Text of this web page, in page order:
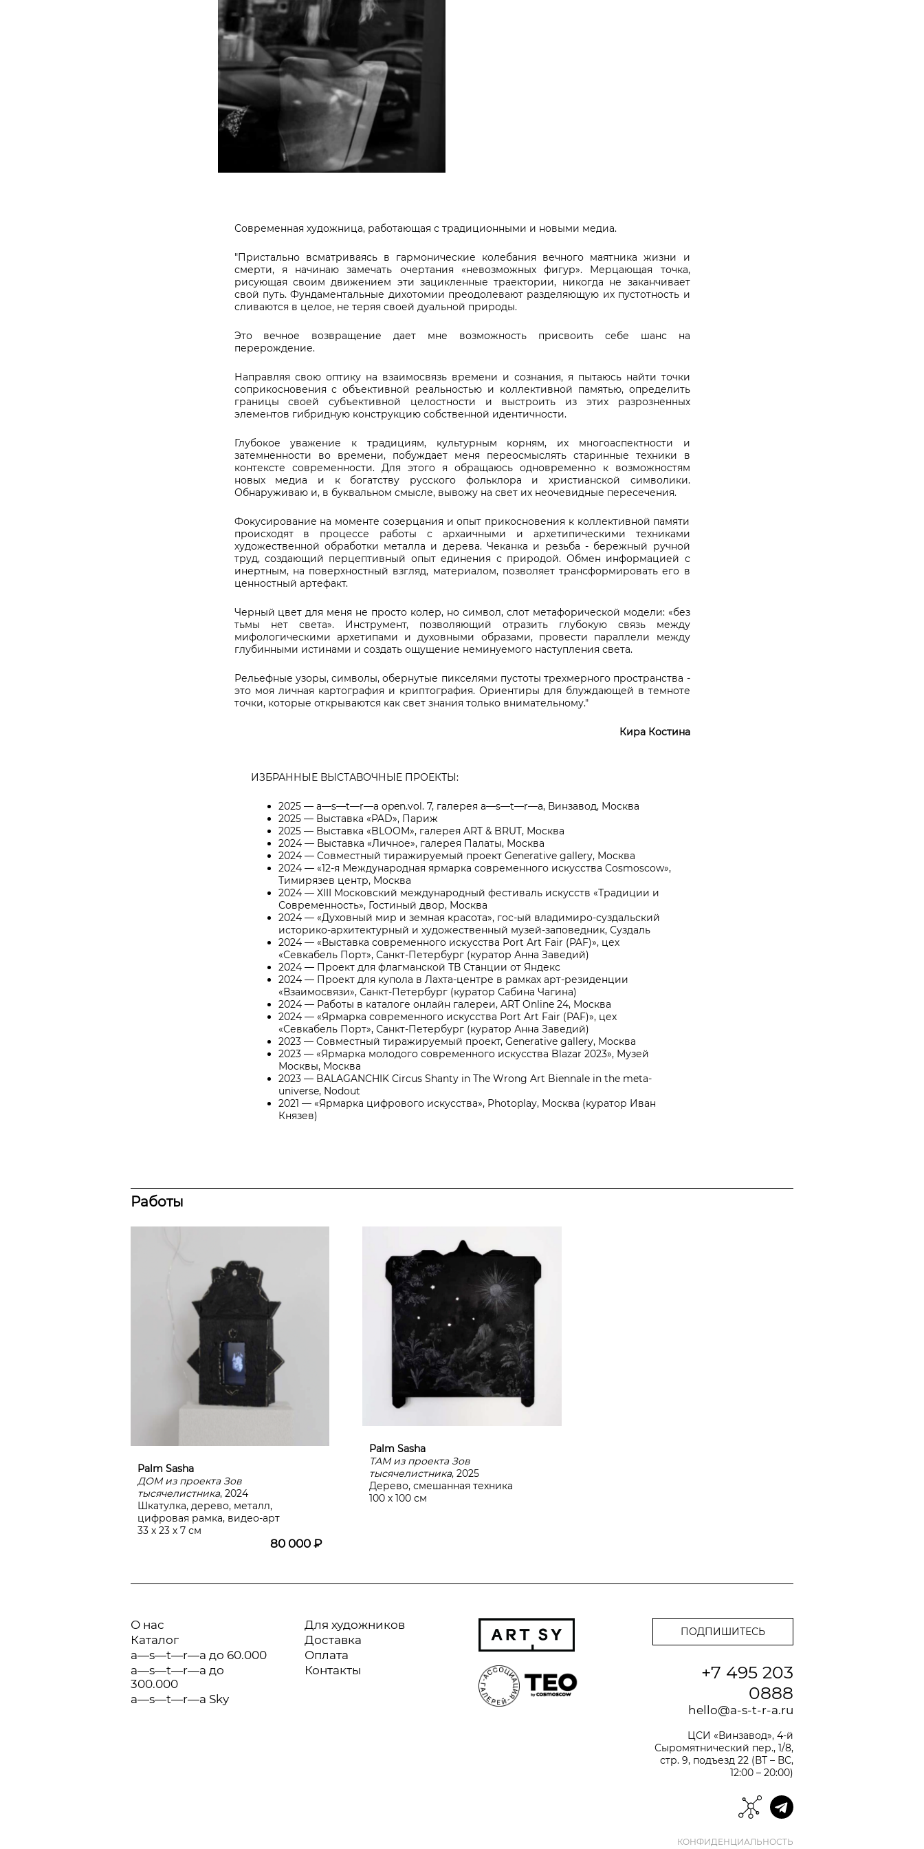
Современная художница, работающая с традиционными и новыми медиа.
"Пристально всматриваясь в гармонические колебания вечного маятника жизни и
смерти, я начинаю замечать очертания «невозможных фигур». Мерцающая точка,
рисующая своим движением эти зацикленные траектории, никогда не заканчивает
свой путь. Фундаментальные дихотомии преодолевают разделяющую их пустотность и
сливаются в целое, не теряя своей дуальной природы.
Это вечное возвращение дает мне возможность присвоить себе шанс на
перерождение.
Направляя свою оптику на взаимосвязь времени и сознания, я пытаюсь найти точки
соприкосновения с объективной реальностью и коллективной памятью, определить
границы своей субъективной целостности и выстроить из этих разрозненных
элементов гибридную конструкцию собственной идентичности.
Глубокое уважение к традициям, культурным корням, их многоаспектности и
затемненности во времени, побуждает меня переосмыслять старинные техники в
контексте современности. Для этого я обращаюсь одновременно к возможностям
новых медиа и к богатству русского фольклора и христианской символики.
Обнаруживаю и, в буквальном смысле, вывожу на свет их неочевидные пересечения.
Фокусирование на моменте созерцания и опыт прикосновения к коллективной памяти
происходят в процессе работы с архаичными и архетипическими техниками
художественной обработки металла и дерева. Чеканка и резьба - бережный ручной
труд, создающий перцептивный опыт единения с природой. Обмен информацией с
инертным, на поверхностный взгляд, материалом, позволяет трансформировать его в
ценностный артефакт.
Черный цвет для меня не просто колер, но символ, слот метафорической модели: «без
тьмы нет света». Инструмент, позволяющий отразить глубокую связь между
мифологическими архетипами и духовными образами, провести параллели между
глубинными истинами и создать ощущение неминуемого наступления света.
Рельефные узоры, символы, обернутые пикселями пустоты трехмерного пространства -
это моя личная картография и криптография. Ориентиры для блуждающей в темноте
точки, которые открываются как свет знания только внимательному."
Кира Костина
ИЗБРАННЫЕ ВЫСТАВОЧНЫЕ ПРОЕКТЫ:
2025 — a—s—t—r—a open.vol. 7, галерея a—s—t—r—a, Винзавод, Москва
2025 — Выставка «PAD», Париж
2025 — Выставка «BLOOM», галерея ART & BRUT, Москва
2024 — Выставка «Личное», галерея Палаты, Москва
2024 — Cовместный тиражируемый проект Generative gallery, Москва
2024 — «12-я Международная ярмарка современного искусства Cosmoscow»,
Тимирязев центр, Москва
2024 — XIII Московский международный фестиваль искусств «Традиции и
Современность», Гостиный двор, Москва
2024 — «Духовный мир и земная красота», гос-ый владимиро-суздальский
историко-архитектурный и художественный музей-заповедник, Суздаль
2024 — «Выставка современного искусства Port Art Fair (PAF)», цех
«Севкабель Порт», Санкт-Петербург (куратор Анна Заведий)
2024 — Проект для флагманской ТВ Станции от Яндекс
2024 — Проект для купола в Лахта-центре в рамках арт-резиденции
«Взаимосвязи», Санкт-Петербург (куратор Сабина Чагина)
2024 — Работы в каталоге онлайн галереи, ART Online 24, Москва
2024 — «Ярмарка современного искусства Port Art Fair (PAF)», цех
«Севкабель Порт», Санкт-Петербург (куратор Анна Заведий)
2023 — Cовместный тиражируемый проект, Generative gallery, Москва
2023 — «Ярмарка молодого современного искусства Blazar 2023», Музей
Москвы, Москва
2023 — BALAGANCHIK Circus Shanty in The Wrong Art Biennale in the meta-
universe, Nodout
2021 — «Ярмарка цифрового искусства», Photoplay, Москва (куратор Иван
Князев)
Работы
Palm Sasha
ДОМ из проекта Зов
тысячелистника, 2024
Шкатулка, дерево, металл,
цифровая рамка, видео-арт
33 х 23 х 7 см
80 000 ₽
Palm Sasha
ТАМ из проекта Зов
тысячелистника, 2025
Дерево, смешанная техника
100 х 100 см
О нас
Каталог
a—s—t—r—a до 60.000
a—s—t—r—a до
300.000
a—s—t—r—a Sky
Для художников
Доставка
Оплата
Контакты
+7 495 203
0888
hello@a-s-t-r-a.ru
ЦСИ «Винзавод», 4-й
Сыромятнический пер., 1/8,
стр. 9, подъезд 22 (ВТ – ВС,
12:00 – 20:00)
КОНФИДЕНЦИАЛЬНОСТЬ